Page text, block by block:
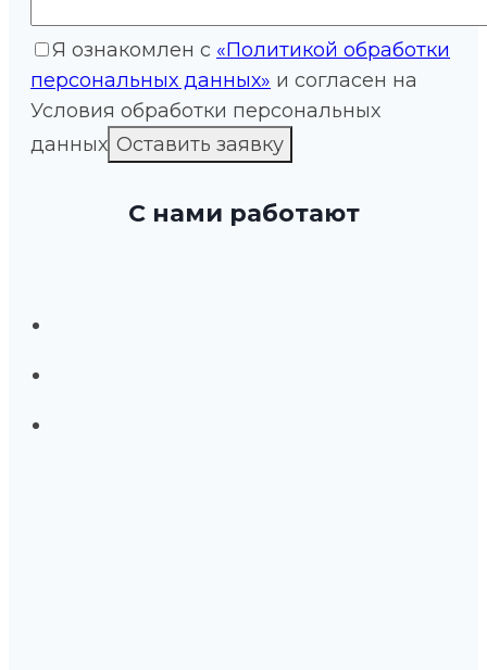
Я ознакомлен с «Политикой обработки
персональных данных» и согласен на
Условия обработки персональных
данных
С нами работают